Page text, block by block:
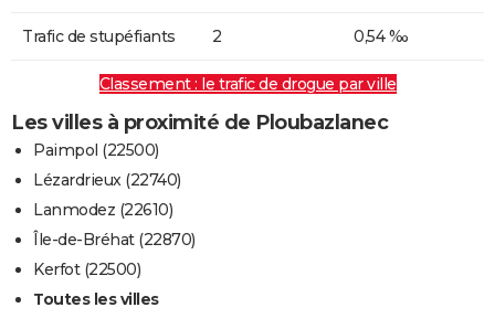
Trafic de stupéfiants 2 0,54 ‰
Classement : le trafic de drogue par ville
Les villes à proximité de Ploubazlanec
Paimpol (22500)
Lézardrieux (22740)
Lanmodez (22610)
Île-de-Bréhat (22870)
Kerfot (22500)
Toutes les villes